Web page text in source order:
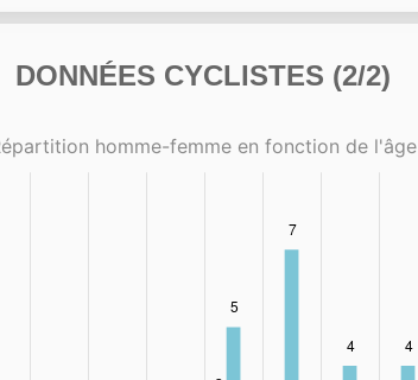
DONNÉES CYCLISTES (2/2)
homme-femme en fonction de l'âge